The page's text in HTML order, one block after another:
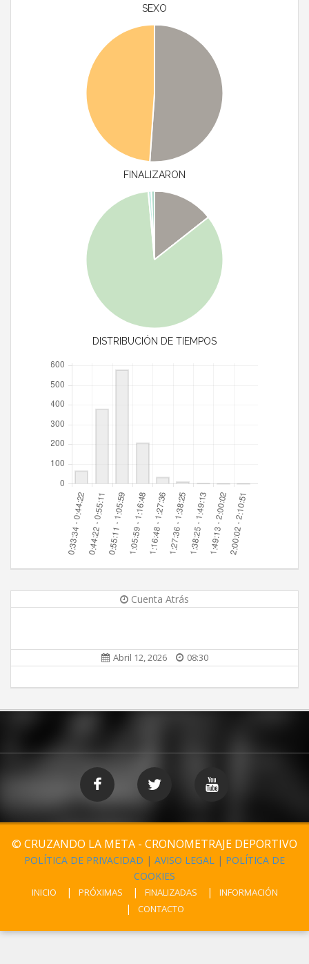
SEXO
FINALIZARON
DISTRIBUCIÓN DE TIEMPOS
Cuenta Atrás
Abril 12, 2026 08:30
© CRUZANDO LA META - CRONOMETRAJE DEPORTIVO
POLÍTICA DE PRIVACIDAD | AVISO LEGAL | POLÍTICA DE
COOKIES
INICIO PRÓXIMAS FINALIZADAS
INFORMACIÓN
CONTACTO